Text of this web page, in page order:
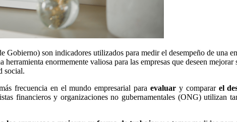
son indicadores utilizados para medir el desempeño de una
enormemente valiosa para las empresas que deseen
social.
frecuencia en el mundo empresarial para evaluar y comparar el
financieros y organizaciones no gubernamentales (ONG) utilizan